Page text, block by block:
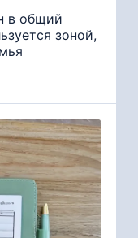
в общий
зоной,